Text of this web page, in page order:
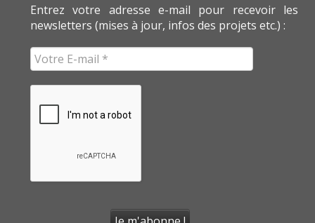
Entrez votre adresse e-mail pour recevoir les
newsletters (mises à jour, infos des projets etc.) :